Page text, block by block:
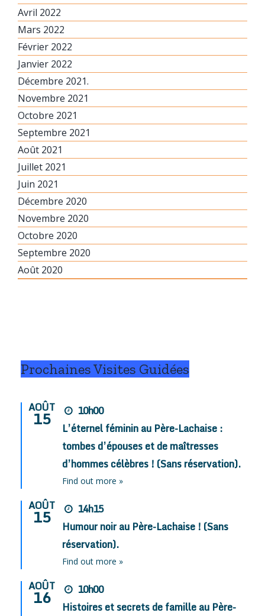
Avril 2022
Mars 2022
Février 2022
Janvier 2022
Décembre 2021.
Novembre 2021
Octobre 2021
Septembre 2021
Août 2021
Juillet 2021
Juin 2021
Décembre 2020
Novembre 2020
Octobre 2020
Septembre 2020
Août 2020
Prochaines Visites Guidées
AOÛT
15
10h00
L’éternel féminin au Père-Lachaise :
tombes d’épouses et de maîtresses
d’hommes célèbres ! (Sans réservation).
Find out more »
AOÛT
15
14h15
Humour noir au Père-Lachaise ! (Sans
réservation).
Find out more »
AOÛT
16
10h00
Histoires et secrets de famille au Père-